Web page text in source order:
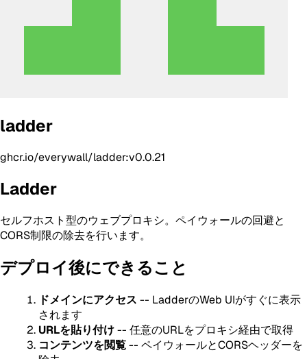
ladder
ghcr.io/everywall/ladder:v0.0.21
Ladder
セルフホスト型のウェブプロキシ。ペイウォールの回避と
CORS制限の除去を行います。
デプロイ後にできること
ドメインにアクセス -- LadderのWeb UIがすぐに表示
されます
URLを貼り付け-- 任意のURLをプロキシ経由で取得
コンテンツを閲覧-- ペイウォールとCORSヘッダーを